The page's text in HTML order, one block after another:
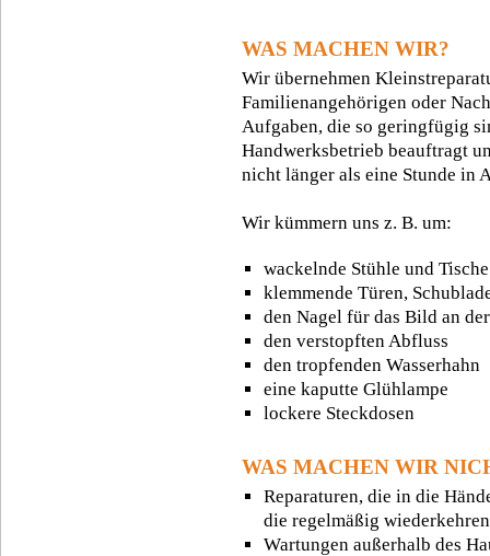
WAS MACHEN WIR?
Wir übernehmen
Familienangehörigen oder
Aufgaben, die so geringfügig
Handwerksbetrieb beauftragt
nicht länger als eine Stunde in
Wir kümmern uns z. B. um:
wackelnde Stühle und Tische
klemmende Türen,
den Nagel für das Bild an
den verstopften Abfluss
den tropfenden Wasserhahn
eine kaputte Glühlampe
lockere Steckdosen
WAS MACHEN WIR
Reparaturen, die in die
die regelmäßig wiederkehren
Wartungen außerhalb des